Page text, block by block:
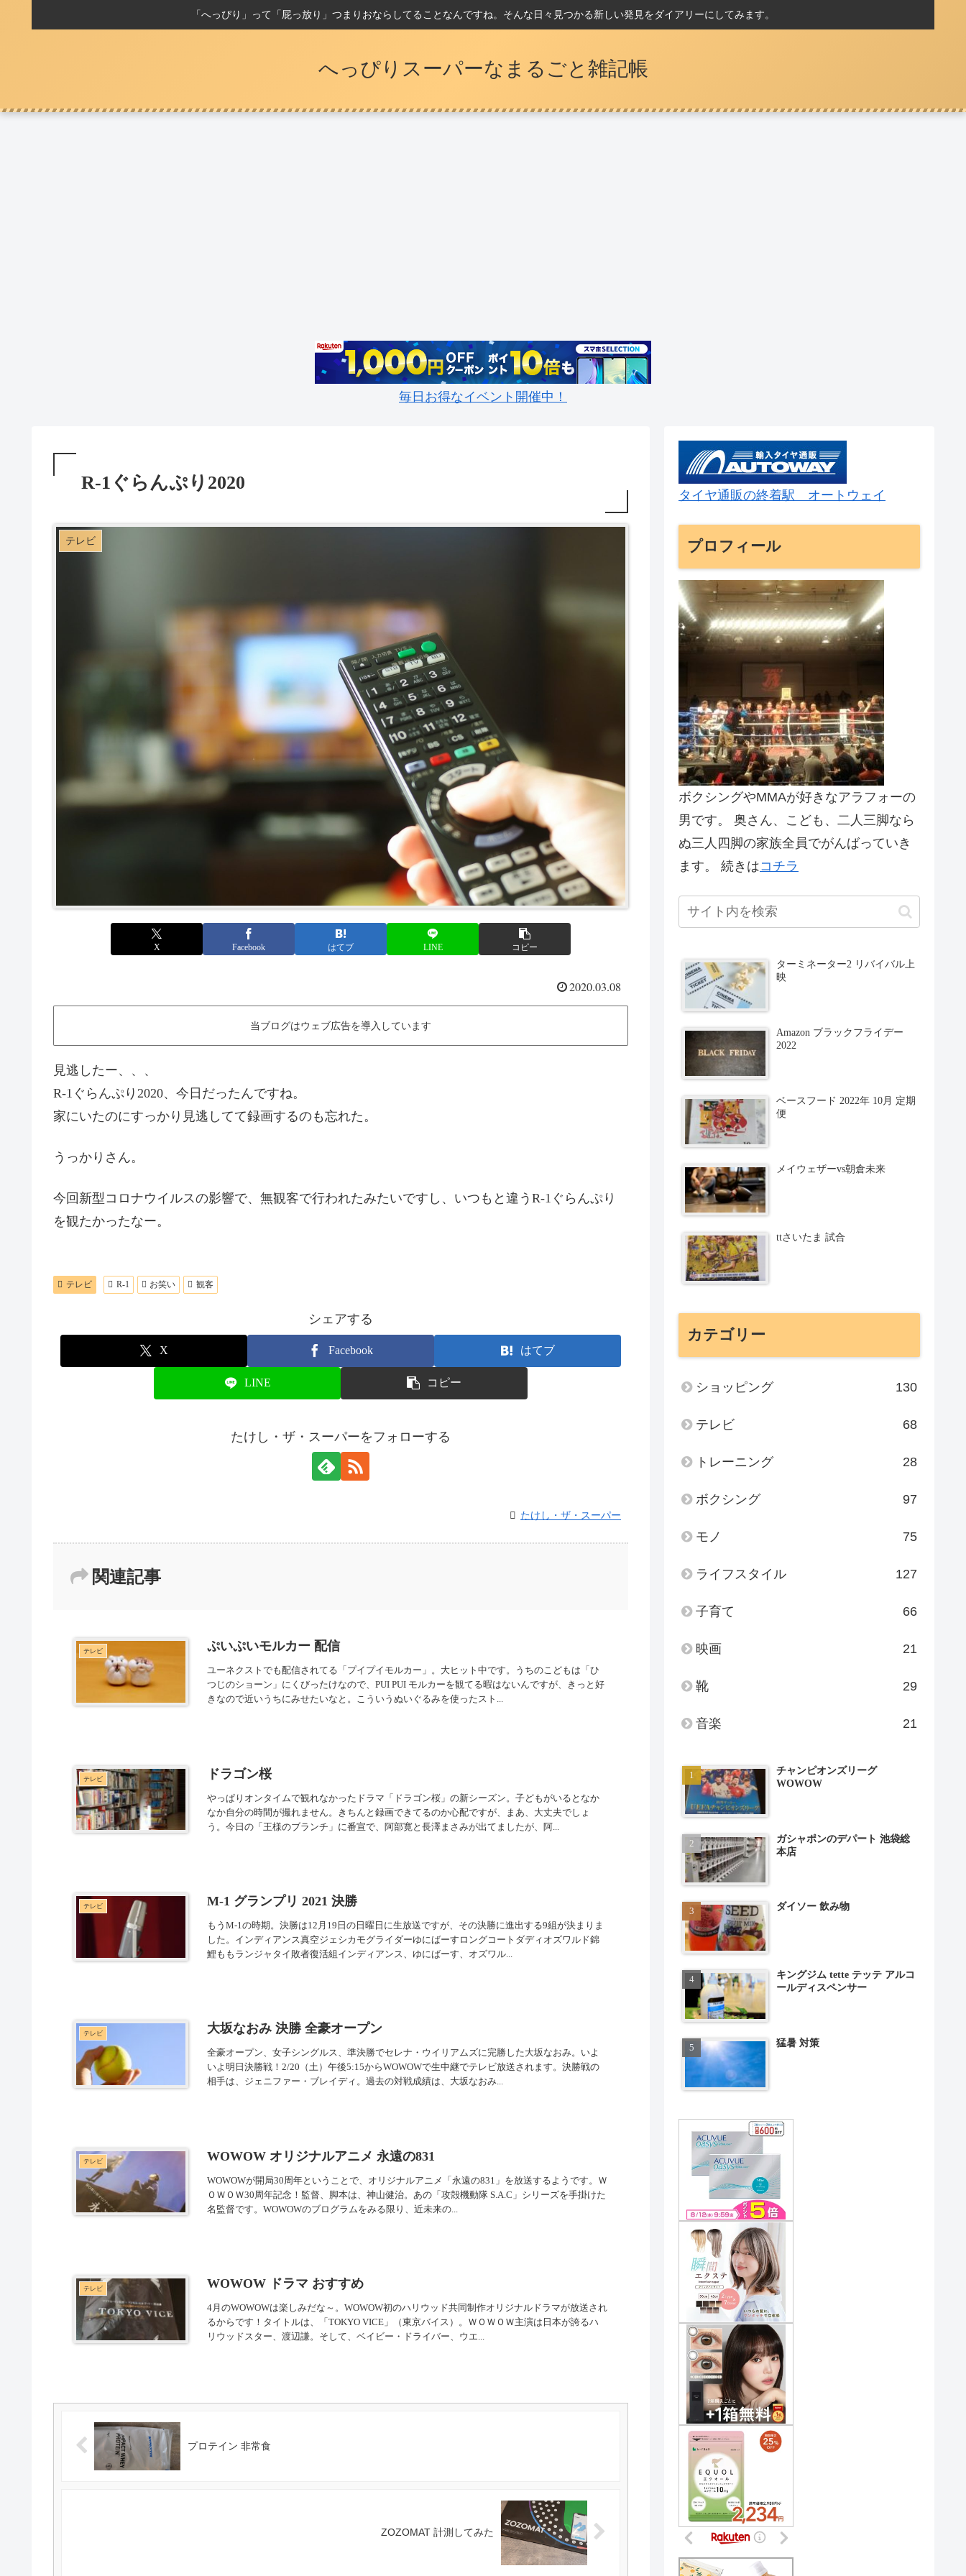
「へっぴり」って「屁っ放り」つまりおならしてることなんですね。そんな日々見つかる新しい発見をダイアリーにしてみます。
へっぴりスーパーなまるごと雑記帳
毎日お得なイベント開催中！
R-1ぐらんぷり2020
テレビ
X Facebook はてブ LINE コピー
2020.03.08
当ブログはウェブ広告を導入しています
見逃したー、、、
R-1ぐらんぷり2020、今日だったんですね。
家にいたのにすっかり見逃してて録画するのも忘れた。
うっかりさん。
今回新型コロナウイルスの影響で、無観客で行われたみたいですし、いつもと違うR-1ぐらんぷり
を観たかったなー。
テレビ R-1 お笑い 観客
シェアする
X Facebook はてブ
LINE コピー
たけし・ザ・スーパーをフォローする
たけし・ザ・スーパー
関連記事
テレビ ぷいぷいモルカー 配信
ユーネクストでも配信されてる「プイプイモルカー」。大ヒット中です。うちのこどもは「ひ
つじのショーン」にくびったけなので、PUI PUI モルカーを観てる暇はないんですが、きっと好
きなので近いうちにみせたいなと。こういうぬいぐるみを使ったスト...
テレビ ドラゴン桜
やっぱりオンタイムで観れなかったドラマ「ドラゴン桜」の新シーズン。子どもがいるとなか
なか自分の時間が撮れません。きちんと録画できてるのか心配ですが、まあ、大丈夫でしょ
う。今日の「王様のブランチ」に番宣で、阿部寛と長澤まさみが出てましたが、阿...
テレビ M-1 グランプリ 2021 決勝
もうM-1の時期。決勝は12月19日の日曜日に生放送ですが、その決勝に進出する9組が決まりま
した。インディアンス真空ジェシカモグライダーゆにばーすロングコートダディオズワルド錦
鯉ももランジャタイ敗者復活組インディアンス、ゆにばーす、オズワル...
テレビ 大坂なおみ 決勝 全豪オープン
全豪オープン、女子シングルス、準決勝でセレナ・ウイリアムズに完勝した大坂なおみ。いよ
いよ明日決勝戦！2/20（土）午後5:15からWOWOWで生中継でテレビ放送されます。決勝戦の
相手は、ジェニファー・ブレイディ。過去の対戦成績は、大坂なおみ...
テレビ WOWOW オリジナルアニメ 永遠の831
WOWOWが開局30周年ということで、オリジナルアニメ「永遠の831」を放送するようです。Ｗ
ＯＷＯＷ30周年記念！監督、脚本は、神山健治。あの「攻殻機動隊 S.A.C」シリーズを手掛けた
名監督です。WOWOWのブログラムをみる限り、近未来の...
テレビ WOWOW ドラマ おすすめ
4月のWOWOWは楽しみだな～。WOWOW初のハリウッド共同制作オリジナルドラマが放送され
るからです！タイトルは、「TOKYO VICE」（東京バイス）。ＷＯＷＯＷ主演は日本が誇るハ
リウッドスター、渡辺謙。そして、ベイビー・ドライバー、ウエ...
プロテイン 非常食
ZOZOMAT 計測してみた
タイヤ通販の終着駅 オートウェイ
プロフィール
ボクシングやMMAが好きなアラフォーの
男です。 奥さん、こども、二人三脚なら
ぬ三人四脚の家族全員でがんばっていき
ます。 続きはコチラ
ターミネーター2 リバイバル上
映
Amazon ブラックフライデー
2022
ベースフード 2022年 10月 定期
便
メイウェザーvs朝倉未来
ttさいたま 試合
カテゴリー
ショッピング 130
テレビ 68
トレーニング 28
ボクシング 97
モノ 75
ライフスタイル 127
子育て 66
映画 21
靴 29
音楽 21
チャンピオンズリーグ
WOWOW
ガシャポンのデパート 池袋総
本店
ダイソー 飲み物
キングジム tette テッテ アルコ
ールディスペンサー
猛暑 対策